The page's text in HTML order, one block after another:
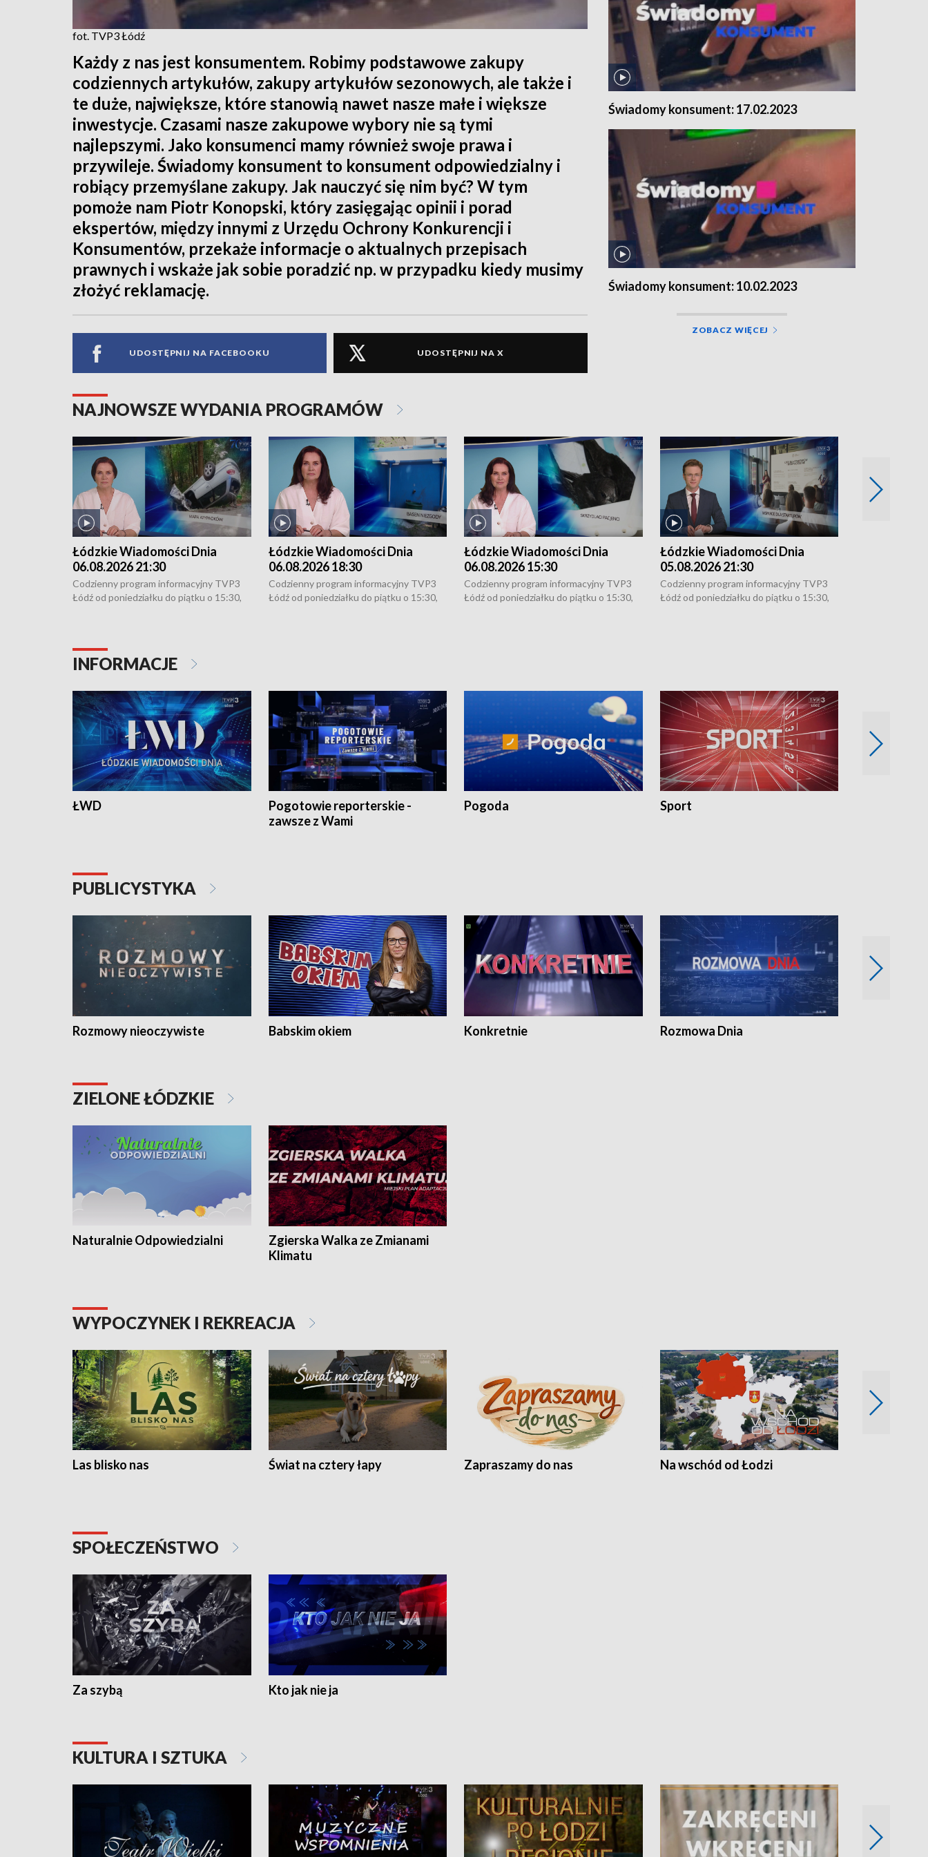
fot. TVP3 Łódź
Każdy z nas jest konsumentem. Robimy podstawowe zakupy
codziennych artykułów, zakupy artykułów sezonowych, ale także i
te duże, największe, które stanowią nawet nasze małe i większe
inwestycje. Czasami nasze zakupowe wybory nie są tymi
najlepszymi. Jako konsumenci mamy również swoje prawa i
przywileje. Świadomy konsument to konsument odpowiedzialny i
robiący przemyślane zakupy. Jak nauczyć się nim być? W tym
pomoże nam Piotr Konopski, który zasięgając opinii i porad
ekspertów, między innymi z Urzędu Ochrony Konkurencji i
Konsumentów, przekaże informacje o aktualnych przepisach
prawnych i wskaże jak sobie poradzić np. w przypadku kiedy musimy
złożyć reklamację.
UDOSTĘPNIJ NA FACEBOOKU UDOSTĘPNIJ NA X
Świadomy konsument: 17.02.2023
Świadomy konsument: 10.02.2023
ZOBACZ WIĘCEJ
NAJNOWSZE WYDANIA PROGRAMÓW
Łódzkie Wiadomości Dnia
06.08.2026 21:30
Codzienny program informacyjny TVP3
Łódź od poniedziałku do piątku o 15:30,
Łódzkie Wiadomości Dnia
06.08.2026 18:30
Codzienny program informacyjny TVP3
Łódź od poniedziałku do piątku o 15:30,
Łódzkie Wiadomości Dnia
06.08.2026 15:30
Codzienny program informacyjny TVP3
Łódź od poniedziałku do piątku o 15:30,
Łódzkie Wiadomości Dnia
05.08.2026 21:30
Codzienny program informacyjny TVP3
Łódź od poniedziałku do piątku o 15:30,
INFORMACJE
ŁWD
Pogotowie reporterskie -
zawsze z Wami
Pogoda Sport
PUBLICYSTYKA
Rozmowy nieoczywiste Babskim okiem Konkretnie Rozmowa Dnia
ZIELONE ŁÓDZKIE
Naturalnie Odpowiedzialni
Zgierska Walka ze Zmianami
Klimatu
WYPOCZYNEK I REKREACJA
Las blisko nas Świat na cztery łapy Zapraszamy do nas Na wschód od Łodzi
SPOŁECZEŃSTWO
Za szybą Kto jak nie ja
KULTURA I SZTUKA